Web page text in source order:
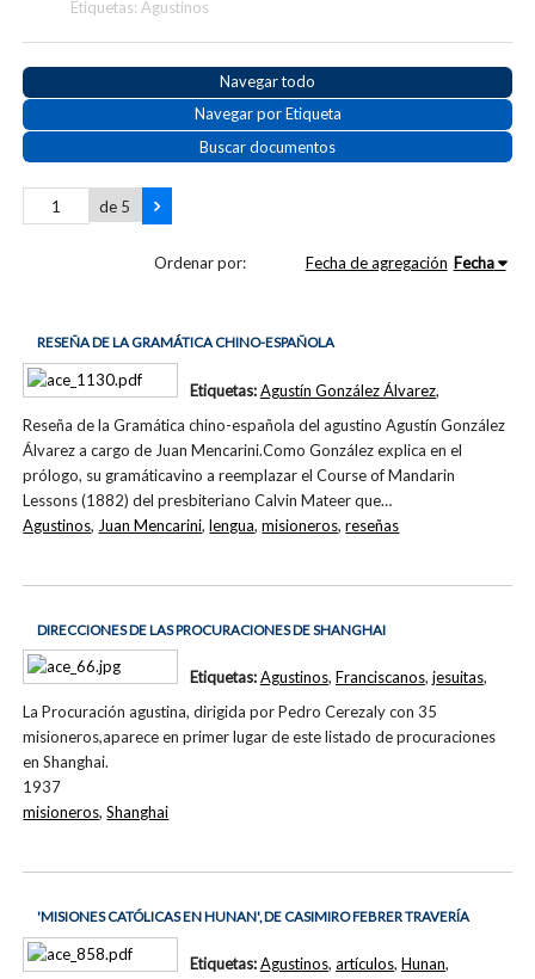
Etiquetas: Agustinos
Navegar todo
Navegar por Etiqueta
Buscar documentos
de 5
Ordenar por: Fecha de agregación Fecha
RESEÑA DE LA GRAMÁTICA CHINO-ESPAÑOLA
Reseña de la Gramática chino-española del agustino Agustín González
Álvarez a cargo de Juan Mencarini.Como González explica en el
prólogo, su gramáticavino a reemplazar el Course of Mandarin
Lessons (1882) del presbiteriano Calvin Mateer que…
Etiquetas:Agustín González Álvarez,
Agustinos, Juan Mencarini,lengua,misioneros,reseñas
DIRECCIONES DE LAS PROCURACIONES DE SHANGHAI
La Procuración agustina, dirigida por Pedro Cerezaly con 35
misioneros,aparece en primer lugar de este listado de procuraciones
en Shanghai.
1937
Etiquetas:Agustinos, Franciscanos, jesuitas,
misioneros,Shanghai
'MISIONES CATÓLICAS EN HUNAN', DE CASIMIRO FEBRER TRAVERÍA
Etiquetas:Agustinos, artículos, Hunan,